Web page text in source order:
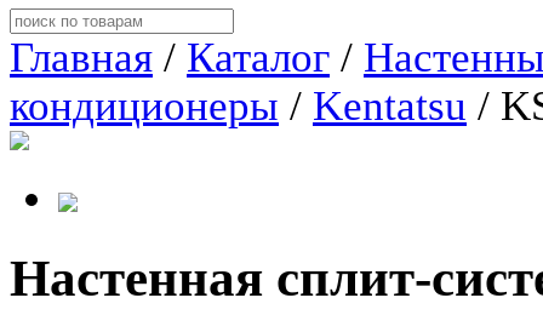
Главная / Каталог /
кондиционеры / Kentatsu /
Настенная сплит-